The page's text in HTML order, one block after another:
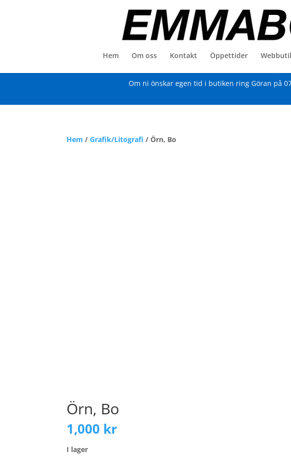
Hem Om oss Kontakt Öppettider
Om ni önskar egen tid i butiken ring Göran på
Hem /Grafik/Litografi / Örn, Bo
Örn, Bo
1,000 kr
I lager